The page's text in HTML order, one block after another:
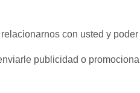
con usted y
publicidad o